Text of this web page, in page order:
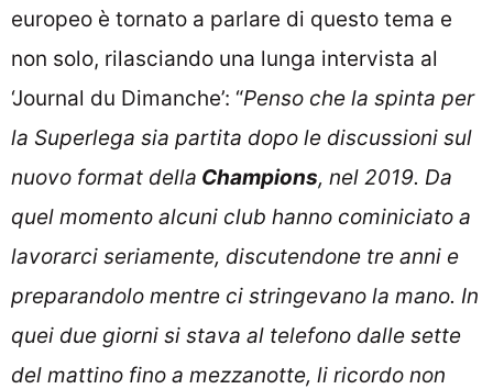
europeo è tornato a parlare di questo tema e
non solo, rilasciando una lunga intervista al
‘Journal du Dimanche’: “Penso che la spinta per
la Superlega sia partita dopo le discussioni sul
nuovo format della Champions, nel 2019. Da
quel momento alcuni club hanno cominiciato a
lavorarci seriamente, discutendone tre anni e
preparandolo mentre ci stringevano la mano. In
quei due giorni si stava al telefono dalle sette
del mattino fino a mezzanotte, li ricordo non